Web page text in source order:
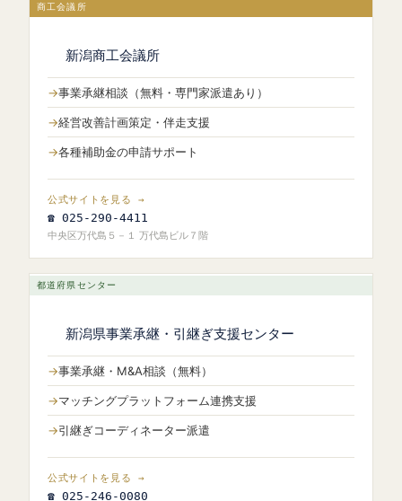
商工会議所
新潟商工会議所
事業承継相談（無料・専門家派遣あり）
経営改善計画策定・伴走支援
各種補助金の申請サポート
公式サイトを見る →
☎ 025-290-4411
中央区万代島５－１ 万代島ビル７階
都道府県センター
新潟県事業承継・引継ぎ支援センター
事業承継・M&A相談（無料）
マッチングプラットフォーム連携支援
引継ぎコーディネーター派遣
公式サイトを見る →
☎ 025-246-0080